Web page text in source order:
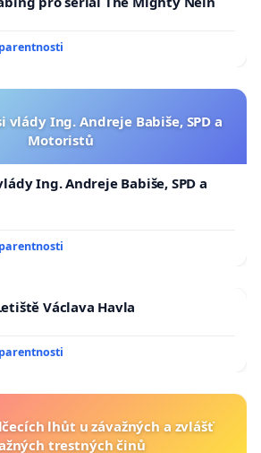
vlády Ing. Andreje Babiše, SPD a
Motoristů
Ing. Andreje Babiše, SPD a
Václava Havla
lhůt u závažných a zvlášť
trestných činů